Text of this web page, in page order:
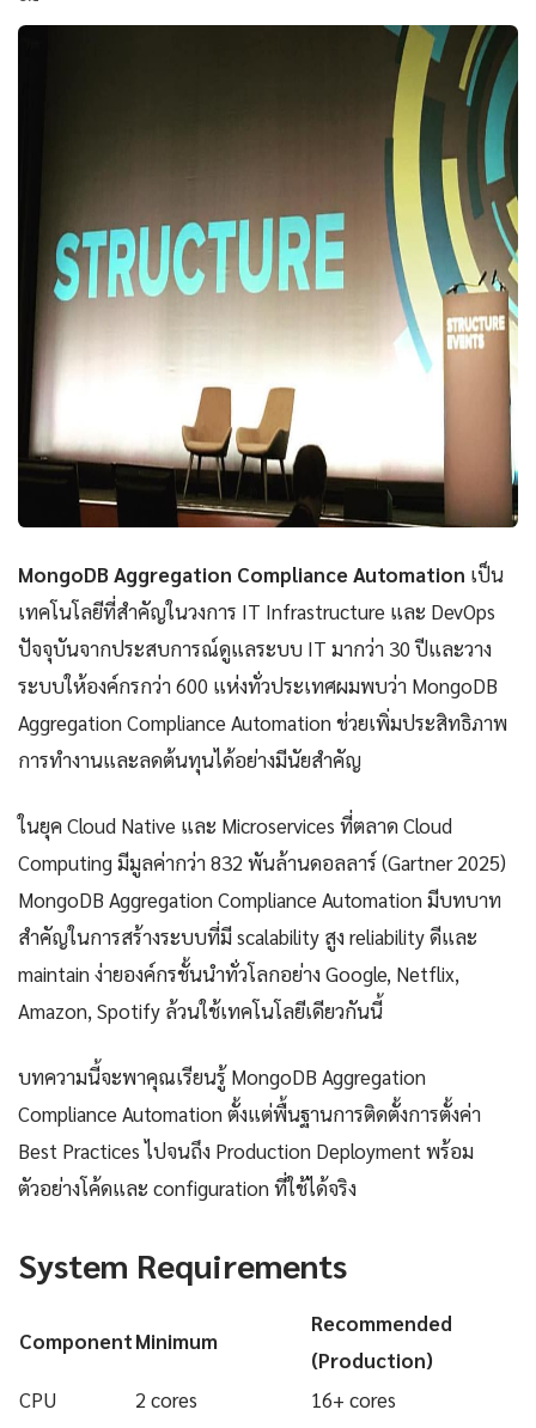
MongoDB Aggregation Compliance Automation เป็น
เทคโนโลยีที่สำคัญในวงการ IT Infrastructure และ DevOps
ปัจจุบันจากประสบการณ์ดูแลระบบ IT มากว่า 30 ปีและวาง
ระบบให้องค์กรกว่า 600 แห่งทั่วประเทศผมพบว่า MongoDB
Aggregation Compliance Automation ช่วยเพิ่มประสิทธิภาพ
การทำงานและลดต้นทุนได้อย่างมีนัยสำคัญ
ในยุค Cloud Native และ Microservices ที่ตลาด Cloud
Computing มีมูลค่ากว่า 832 พันล้านดอลลาร์ (Gartner 2025)
MongoDB Aggregation Compliance Automation มีบทบาท
สำคัญในการสร้างระบบที่มี scalability สูง reliability ดีและ
maintain ง่ายองค์กรชั้นนำทั่วโลกอย่าง Google, Netflix,
Amazon, Spotify ล้วนใช้เทคโนโลยีเดียวกันนี้
บทความนี้จะพาคุณเรียนรู้ MongoDB Aggregation
Compliance Automation ตั้งแต่พื้นฐานการติดตั้งการตั้งค่า
Best Practices ไปจนถึง Production Deployment พร้อม
ตัวอย่างโค้ดและ configuration ที่ใช้ได้จริง
System Requirements
ComponentMinimum
Recommended
(Production)
CPU
2 cores
16+ cores